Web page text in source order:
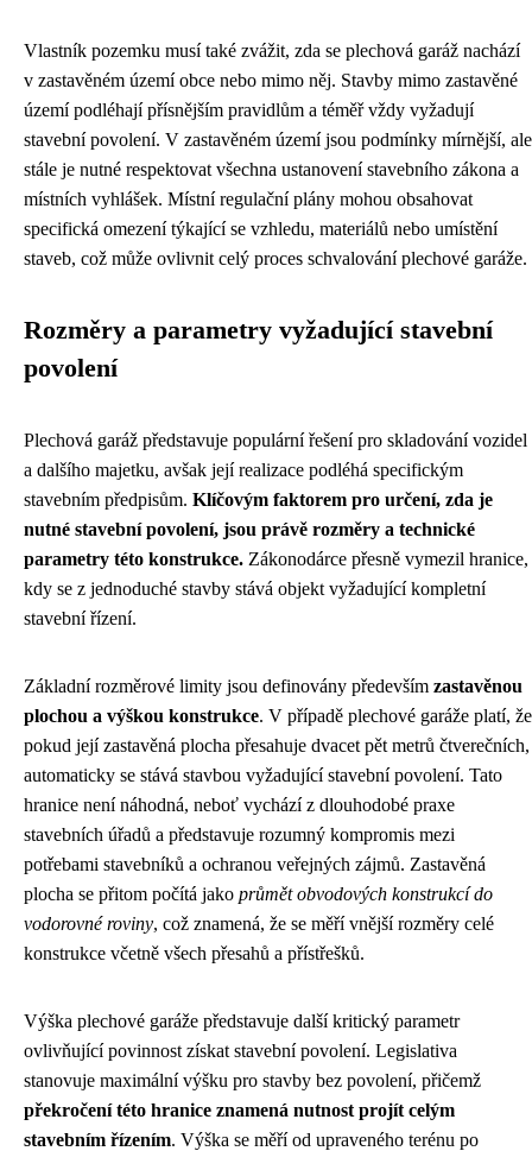
Vlastník pozemku musí také zvážit, zda se plechová garáž nachází
v zastavěném území obce nebo mimo něj. Stavby mimo zastavěné
území podléhají přísnějším pravidlům a téměř vždy vyžadují
stavební povolení. V zastavěném území jsou podmínky mírnější, ale
stále je nutné respektovat všechna ustanovení stavebního zákona a
místních vyhlášek. Místní regulační plány mohou obsahovat
specifická omezení týkající se vzhledu, materiálů nebo umístění
staveb, což může ovlivnit celý proces schvalování plechové garáže.
Rozměry a parametry vyžadující stavební
povolení
Plechová garáž představuje populární řešení pro skladování vozidel
a dalšího majetku, avšak její realizace podléhá specifickým
stavebním předpisům. Klíčovým faktorem pro určení, zda je
nutné stavební povolení, jsou právě rozměry a technické
parametry této konstrukce. Zákonodárce přesně vymezil hranice,
kdy se z jednoduché stavby stává objekt vyžadující kompletní
stavební řízení.
Základní rozměrové limity jsou definovány především zastavěnou
plochou a výškou konstrukce. V případě plechové garáže platí, že
pokud její zastavěná plocha přesahuje dvacet pět metrů čtverečních,
automaticky se stává stavbou vyžadující stavební povolení. Tato
hranice není náhodná, neboť vychází z dlouhodobé praxe
stavebních úřadů a představuje rozumný kompromis mezi
potřebami stavebníků a ochranou veřejných zájmů. Zastavěná
plocha se přitom počítá jako průmět obvodových konstrukcí do
vodorovné roviny, což znamená, že se měří vnější rozměry celé
konstrukce včetně všech přesahů a přístřešků.
Výška plechové garáže představuje další kritický parametr
ovlivňující povinnost získat stavební povolení. Legislativa
stanovuje maximální výšku pro stavby bez povolení, přičemž
překročení této hranice znamená nutnost projít celým
stavebním řízením. Výška se měří od upraveného terénu po